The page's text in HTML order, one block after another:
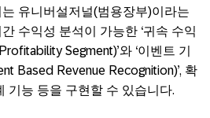
유니버설저널(범용장부)이라는
수익성 분석이 가능한 ‘귀속 수익
Segment)’와 ‘이벤트 기
Based Revenue Recognition)’, 확
기능 등을 구현할 수 있습니다.